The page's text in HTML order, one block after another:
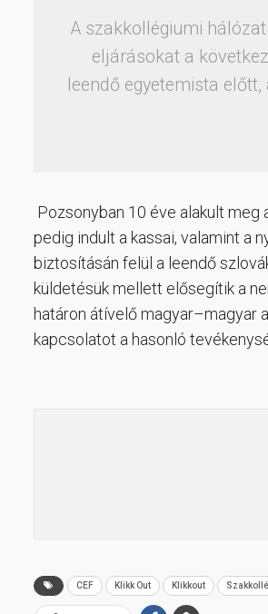
A szakkollégiumi
eljárásokat a
leendő egyetemista
Pozsonyban 10 éve alakult meg
pedig indult a kassai, valamint a
biztosításán felül a leendő
küldetésük mellett elősegítik a
határon átívelő magyar–magyar
kapcsolatot a hasonló
CEF Klikk Out Klikkout